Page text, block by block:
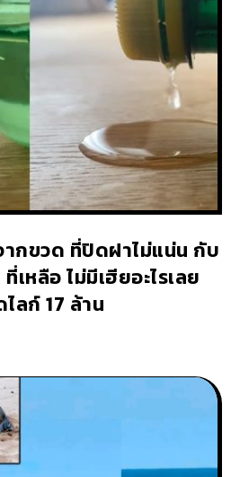
ากขวด ที่ปิดฝาไม่แน่น กับ
หลือ ไม่มีเฮียอะไรเลย
ลก์ 17 ล้าน